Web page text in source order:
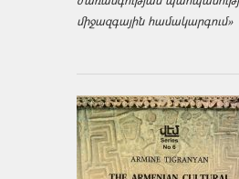
միջազ­գային համակարգում»